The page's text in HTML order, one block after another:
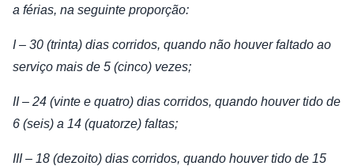
a férias, na seguinte proporção:
I – 30 (trinta) dias corridos, quando não houver faltado ao
serviço mais de 5 (cinco) vezes;
II – 24 (vinte e quatro) dias corridos, quando houver tido de
6 (seis) a 14 (quatorze) faltas;
III – 18 (dezoito) dias corridos, quando houver tido de 15